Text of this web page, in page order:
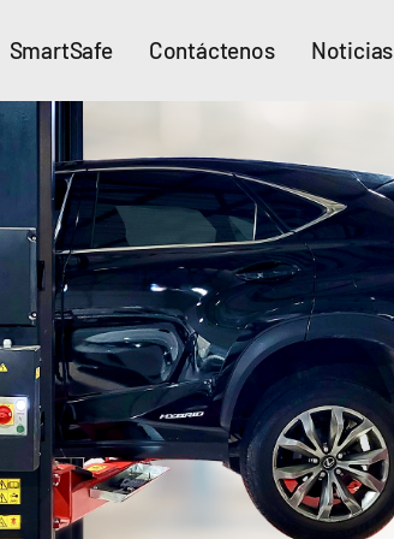
SmartSafe Contáctenos Noticias